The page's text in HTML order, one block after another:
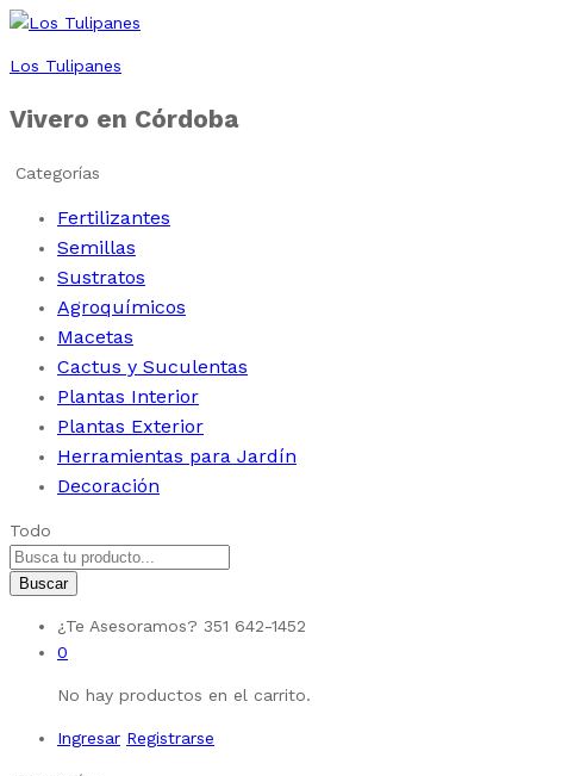
Los Tulipanes
Vivero en Córdoba
Categorías
Fertilizantes
Semillas
Sustratos
Agroquímicos
Macetas
Cactus y Suculentas
Plantas Interior
Plantas Exterior
Herramientas para Jardín
Decoración
Todo
Buscar
¿Te Asesoramos? 351 642-1452
0
No hay productos en el carrito.
Ingresar Registrarse